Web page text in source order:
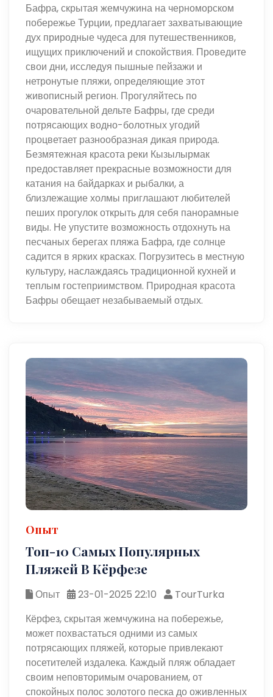
Бафра, скрытая жемчужина на черноморском
побережье Турции, предлагает захватывающие
дух природные чудеса для путешественников,
ищущих приключений и спокойствия. Проведите
свои дни, исследуя пышные пейзажи и
нетронутые пляжи, определяющие этот
живописный регион. Прогуляйтесь по
очаровательной дельте Бафры, где среди
потрясающих водно-болотных угодий
процветает разнообразная дикая природа.
Безмятежная красота реки Кызылырмак
предоставляет прекрасные возможности для
катания на байдарках и рыбалки, а
близлежащие холмы приглашают любителей
пеших прогулок открыть для себя панорамные
виды. Не упустите возможность отдохнуть на
песчаных берегах пляжа Бафра, где солнце
садится в ярких красках. Погрузитесь в местную
культуру, наслаждаясь традиционной кухней и
теплым гостеприимством. Природная красота
Бафры обещает незабываемый отдых.
Опыт
Топ-10 Самых Популярных
Пляжей В Кёрфезе
Опыт 23-01-2025 22:10
TourTurka
Кёрфез, скрытая жемчужина на побережье,
может похвастаться одними из самых
потрясающих пляжей, которые привлекают
посетителей издалека. Каждый пляж обладает
своим неповторимым очарованием, от
спокойных полос золотого песка до оживленных